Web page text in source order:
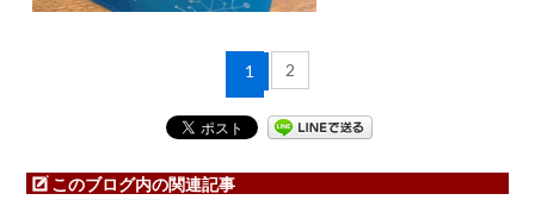
1 2
このブログ内の関連記事